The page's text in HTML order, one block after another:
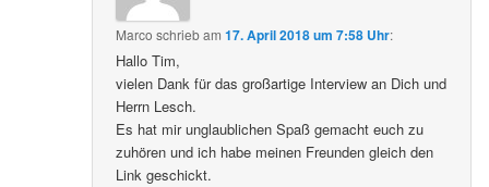
Marco schriebam17. April 2018 um 7:58 Uhr:
Hallo Tim,
vielen Dank für das großartige Interview an Dich und
Herrn Lesch.
Es hat mir unglaublichen Spaß gemacht euch zu
zuhören und ich habe meinen Freunden gleich den
Link geschickt.